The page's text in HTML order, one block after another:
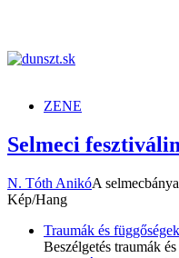
ZENE
Selmeci
N. Tóth AnikóA
Kép/Hang
Traumák és
Beszélgetés traumák